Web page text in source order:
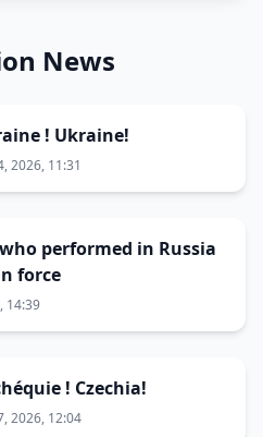
News
! Ukraine!
2026, 11:31
performed in Russia
force
14:39
! Czechia!
2026, 12:04